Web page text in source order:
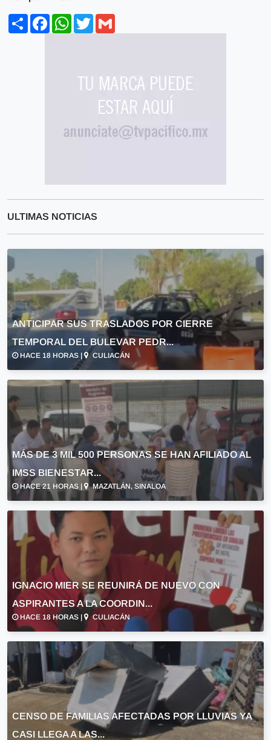
ShareFacebookWhatsApp
Twitter
ULTIMAS NOTICIAS
ANTICIPAR SUS TRASLADOS POR CIERRE
TEMPORAL DEL BULEVAR PEDR...
HACE 18 HORAS | CULIACÁN
MÁS DE 3 MIL 500 PERSONAS SE HAN AFILIADO AL
IMSS BIENESTAR...
HACE 21 HORAS | MAZATLÁN, SINALOA
IGNACIO MIER SE REUNIRÁ DE NUEVO CON
ASPIRANTES A LA COORDIN...
HACE 18 HORAS | CULIACÁN
CENSO DE FAMILIAS AFECTADAS POR LLUVIAS YA
CASI LLEGA A LAS...